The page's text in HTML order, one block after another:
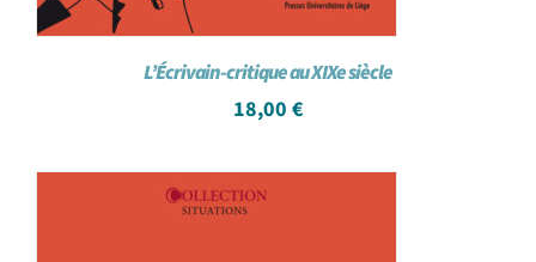
L’Écrivain-critique au XIXe siècle
18,00 €